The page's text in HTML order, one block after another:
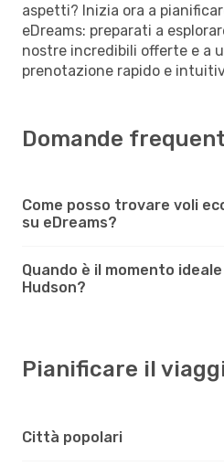
aspetti? Inizia ora a
eDreams: preparati a
nostre incredibili offerte e a
prenotazione rapido e
Domande
Come posso trovare voli
su eDreams?
Quando è il momento
Hudson?
Pianificare il
Città popolari